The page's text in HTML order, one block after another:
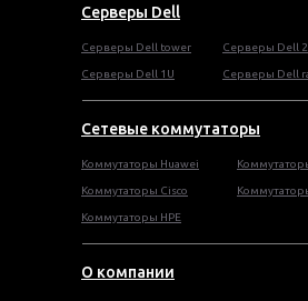
О компании
Серверы Dell
Сетевые коммутаторы
Cерверы Dell tower
Серверы Dell 1U
Серверы Dell
Серверы Dell
Коммутаторы Huawei
Коммутаторы Cisco
Коммутаторы HPE